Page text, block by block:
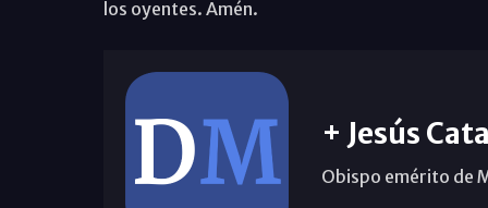
los oyentes. Amén.
+ Jesús
Obispo emérito de